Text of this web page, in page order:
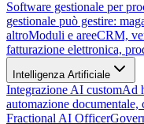
Software gestionale per
gestionale può gestire:
altroModuli e areeCRM,
fatturazione elettronica,
Intelligenza Artificiale
Integrazione AI customAd
automazione
Fractional AI Officer